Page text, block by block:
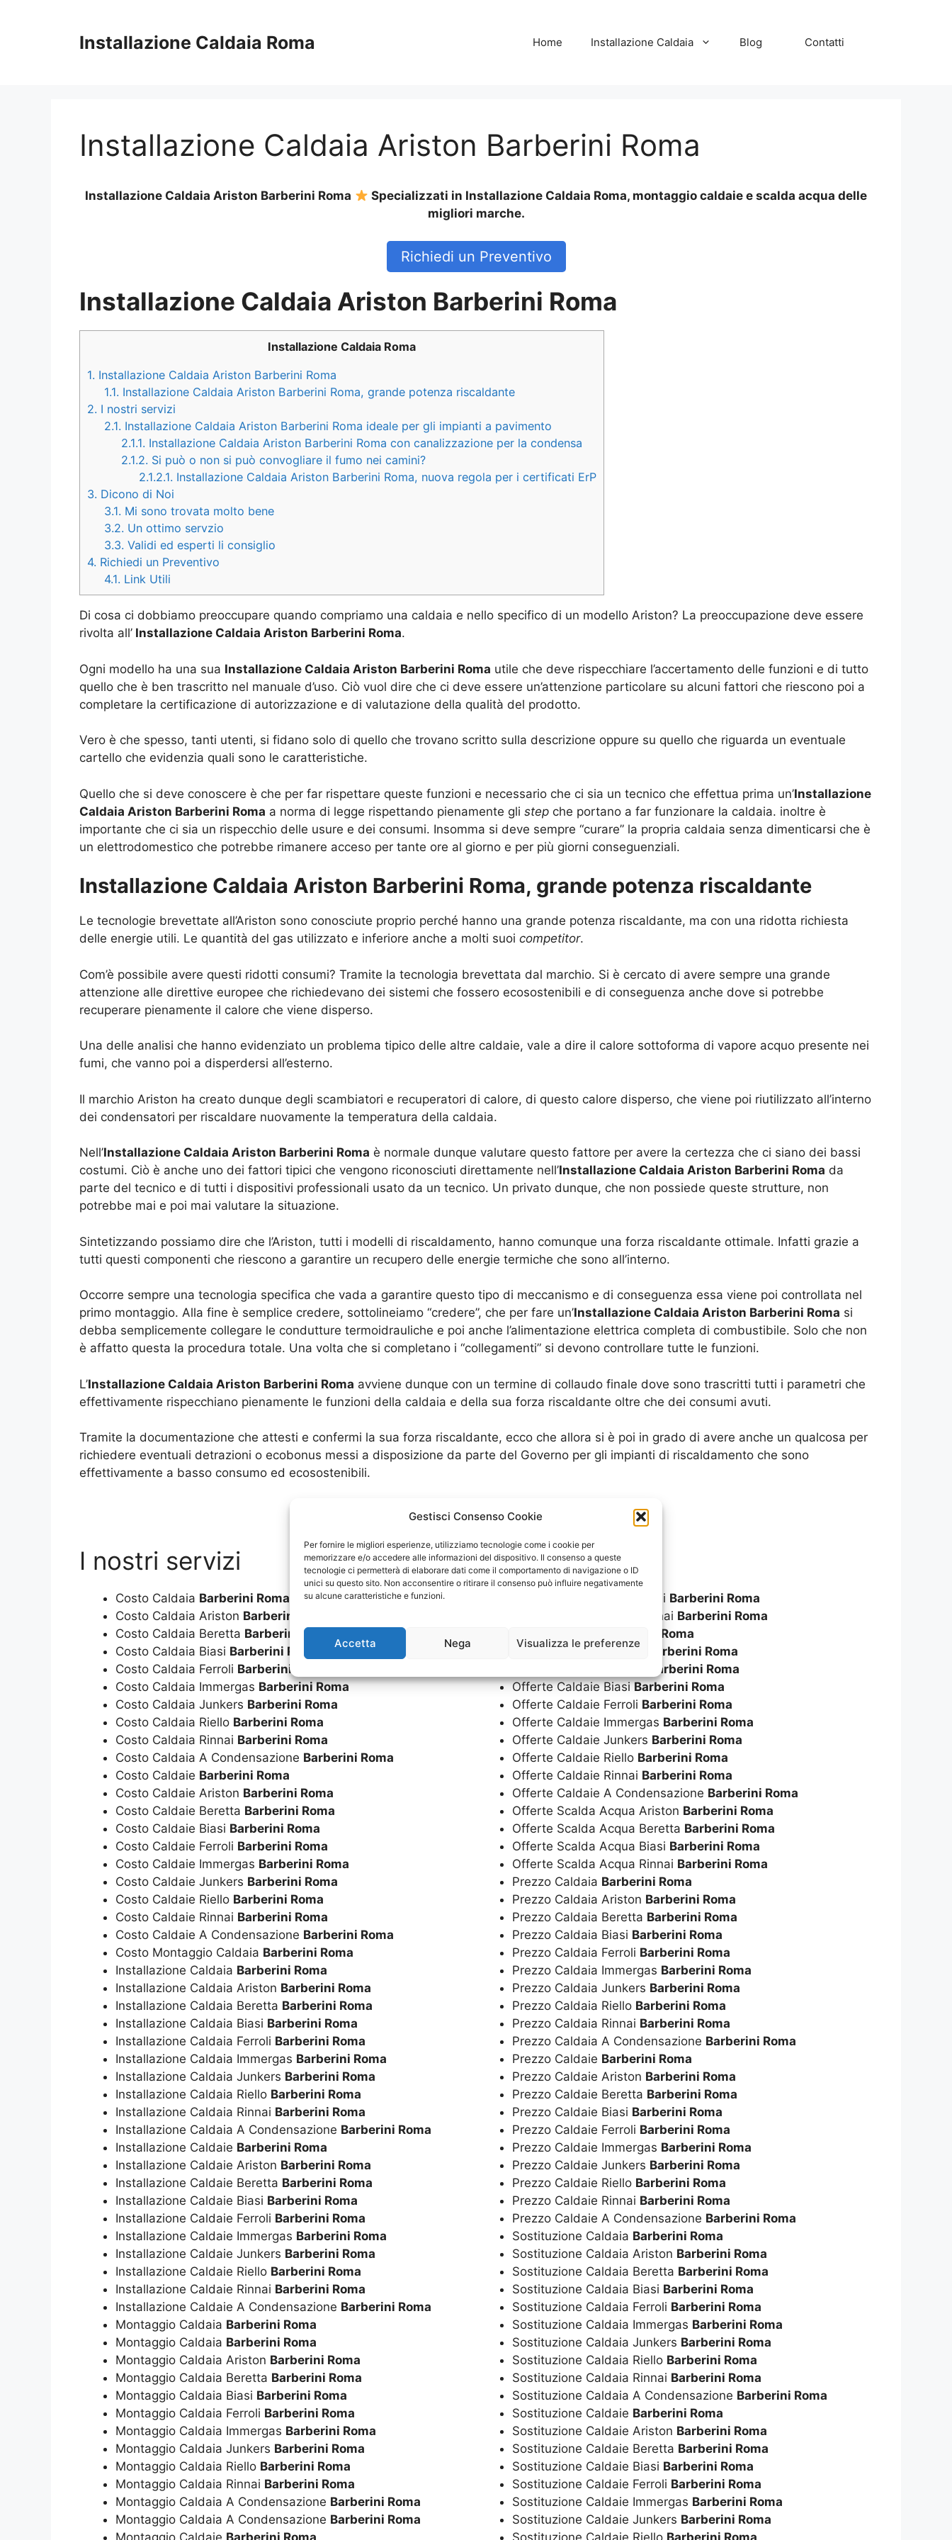
Gestisci Consenso Cookie
Per fornire le migliori esperienze, utilizziamo tecnologie come i cookie per
memorizzare e/o accedere alle informazioni del dispositivo. Il consenso a queste
tecnologie ci permetterà di elaborare dati come il comportamento di navigazione o ID
unici su questo sito. Non acconsentire o ritirare il consenso può influire negativamente
su alcune caratteristiche e funzioni.
Accetta Nega Visualizza le preferenze
Installazione Caldaia Roma Home Installazione Caldaia Blog Contatti
Installazione Caldaia Ariston Barberini Roma
Installazione Caldaia Ariston Barberini Roma
Specializzati in Installazione Caldaia Roma, montaggio caldaie e scalda acqua delle
migliori marche.
Richiedi un Preventivo
Installazione Caldaia Ariston Barberini Roma
Installazione Caldaia Roma
1. Installazione Caldaia Ariston Barberini Roma
1.1. Installazione Caldaia Ariston Barberini Roma, grande potenza riscaldante
2. I nostri servizi
2.1. Installazione Caldaia Ariston Barberini Roma ideale per gli impianti a pavimento
2.1.1. Installazione Caldaia Ariston Barberini Roma con canalizzazione per la condensa
2.1.2. Si può o non si può convogliare il fumo nei camini?
2.1.2.1. Installazione Caldaia Ariston Barberini Roma, nuova regola per i certificati ErP
3. Dicono di Noi
3.1. Mi sono trovata molto bene
3.2. Un ottimo servzio
3.3. Validi ed esperti li consiglio
4. Richiedi un Preventivo
4.1. Link Utili
Di cosa ci dobbiamo preoccupare quando compriamo una caldaia e nello specifico di un modello Ariston? La preoccupazione deve essere
rivolta all’ Installazione Caldaia Ariston Barberini Roma.
Ogni modello ha una sua Installazione Caldaia Ariston Barberini Roma utile che deve rispecchiare l’accertamento delle funzioni e di tutto
quello che è ben trascritto nel manuale d’uso. Ciò vuol dire che ci deve essere un’attenzione particolare su alcuni fattori che riescono poi a
completare la certificazione di autorizzazione e di valutazione della qualità del prodotto.
Vero è che spesso, tanti utenti, si fidano solo di quello che trovano scritto sulla descrizione oppure su quello che riguarda un eventuale
cartello che evidenzia quali sono le caratteristiche.
Quello che si deve conoscere è che per far rispettare queste funzioni e necessario che ci sia un tecnico che effettua prima un’Installazione
Caldaia Ariston Barberini Roma a norma di legge rispettando pienamente gli step che portano a far funzionare la caldaia. inoltre è
importante che ci sia un rispecchio delle usure e dei consumi. Insomma si deve sempre “curare” la propria caldaia senza dimenticarsi che è
un elettrodomestico che potrebbe rimanere acceso per tante ore al giorno e per più giorni conseguenziali.
Installazione Caldaia Ariston Barberini Roma, grande potenza riscaldante
Le tecnologie brevettate all’Ariston sono conosciute proprio perché hanno una grande potenza riscaldante, ma con una ridotta richiesta
delle energie utili. Le quantità del gas utilizzato e inferiore anche a molti suoi competitor.
Com’è possibile avere questi ridotti consumi? Tramite la tecnologia brevettata dal marchio. Si è cercato di avere sempre una grande
attenzione alle direttive europee che richiedevano dei sistemi che fossero ecosostenibili e di conseguenza anche dove si potrebbe
recuperare pienamente il calore che viene disperso.
Una delle analisi che hanno evidenziato un problema tipico delle altre caldaie, vale a dire il calore sottoforma di vapore acquo presente nei
fumi, che vanno poi a disperdersi all’esterno.
Il marchio Ariston ha creato dunque degli scambiatori e recuperatori di calore, di questo calore disperso, che viene poi riutilizzato all’interno
dei condensatori per riscaldare nuovamente la temperatura della caldaia.
Nell’Installazione Caldaia Ariston Barberini Roma è normale dunque valutare questo fattore per avere la certezza che ci siano dei bassi
costumi. Ciò è anche uno dei fattori tipici che vengono riconosciuti direttamente nell’Installazione Caldaia Ariston Barberini Roma da
parte del tecnico e di tutti i dispositivi professionali usato da un tecnico. Un privato dunque, che non possiede queste strutture, non
potrebbe mai e poi mai valutare la situazione.
Sintetizzando possiamo dire che l’Ariston, tutti i modelli di riscaldamento, hanno comunque una forza riscaldante ottimale. Infatti grazie a
tutti questi componenti che riescono a garantire un recupero delle energie termiche che sono all’interno.
Occorre sempre una tecnologia specifica che vada a garantire questo tipo di meccanismo e di conseguenza essa viene poi controllata nel
primo montaggio. Alla fine è semplice credere, sottolineiamo “credere”, che per fare un’Installazione Caldaia Ariston Barberini Roma si
debba semplicemente collegare le condutture termoidrauliche e poi anche l’alimentazione elettrica completa di combustibile. Solo che non
è affatto questa la procedura totale. Una volta che si completano i “collegamenti” si devono controllare tutte le funzioni.
L’Installazione Caldaia Ariston Barberini Roma avviene dunque con un termine di collaudo finale dove sono trascritti tutti i parametri che
effettivamente rispecchiano pienamente le funzioni della caldaia e della sua forza riscaldante oltre che dei consumi avuti.
Tramite la documentazione che attesti e confermi la sua forza riscaldante, ecco che allora si è poi in grado di avere anche un qualcosa per
richiedere eventuali detrazioni o ecobonus messi a disposizione da parte del Governo per gli impianti di riscaldamento che sono
effettivamente a basso consumo ed ecosostenibili.
Richiedi un Preventivo
I nostri servizi
Costo Caldaia Barberini Roma
Costo Caldaia Ariston Barberini Roma
Costo Caldaia Beretta Barberini Roma
Costo Caldaia Biasi Barberini Roma
Costo Caldaia Ferroli Barberini Roma
Costo Caldaia Immergas Barberini Roma
Costo Caldaia Junkers Barberini Roma
Costo Caldaia Riello Barberini Roma
Costo Caldaia Rinnai Barberini Roma
Costo Caldaia A Condensazione Barberini Roma
Costo Caldaie Barberini Roma
Costo Caldaie Ariston Barberini Roma
Costo Caldaie Beretta Barberini Roma
Costo Caldaie Biasi Barberini Roma
Costo Caldaie Ferroli Barberini Roma
Costo Caldaie Immergas Barberini Roma
Costo Caldaie Junkers Barberini Roma
Costo Caldaie Riello Barberini Roma
Costo Caldaie Rinnai Barberini Roma
Costo Caldaie A Condensazione Barberini Roma
Costo Montaggio Caldaia Barberini Roma
Installazione Caldaia Barberini Roma
Installazione Caldaia Ariston Barberini Roma
Installazione Caldaia Beretta Barberini Roma
Installazione Caldaia Biasi Barberini Roma
Installazione Caldaia Ferroli Barberini Roma
Installazione Caldaia Immergas Barberini Roma
Installazione Caldaia Junkers Barberini Roma
Installazione Caldaia Riello Barberini Roma
Installazione Caldaia Rinnai Barberini Roma
Installazione Caldaia A Condensazione Barberini Roma
Installazione Caldaie Barberini Roma
Installazione Caldaie Ariston Barberini Roma
Installazione Caldaie Beretta Barberini Roma
Installazione Caldaie Biasi Barberini Roma
Installazione Caldaie Ferroli Barberini Roma
Installazione Caldaie Immergas Barberini Roma
Installazione Caldaie Junkers Barberini Roma
Installazione Caldaie Riello Barberini Roma
Installazione Caldaie Rinnai Barberini Roma
Installazione Caldaie A Condensazione Barberini Roma
Montaggio Caldaia Barberini Roma
Montaggio Caldaia Barberini Roma
Montaggio Caldaia Ariston Barberini Roma
Montaggio Caldaia Beretta Barberini Roma
Montaggio Caldaia Biasi Barberini Roma
Montaggio Caldaia Ferroli Barberini Roma
Montaggio Caldaia Immergas Barberini Roma
Montaggio Caldaia Junkers Barberini Roma
Montaggio Caldaia Riello Barberini Roma
Montaggio Caldaia Rinnai Barberini Roma
Montaggio Caldaia A Condensazione Barberini Roma
Montaggio Caldaia A Condensazione Barberini Roma
Montaggio Caldaie Barberini Roma
Offerta Scalda Acqua Biasi Barberini Roma
Offerta Scalda Acqua Rinnai Barberini Roma
Barberini Roma
Offerte Caldaie Ariston
Barberini Roma
Barberini Roma
Offerte Caldaie BiasiBarberini Roma
Offerte Caldaie Ferroli Barberini Roma
Offerte Caldaie Immergas Barberini Roma
Offerte Caldaie Junkers Barberini Roma
Offerte Caldaie Riello Barberini Roma
Offerte Caldaie Rinnai Barberini Roma
Offerte Caldaie A Condensazione Barberini Roma
Offerte Scalda Acqua Ariston Barberini Roma
Offerte Scalda Acqua Beretta Barberini Roma
Offerte Scalda Acqua Biasi Barberini Roma
Offerte Scalda Acqua Rinnai Barberini Roma
Prezzo Caldaia Barberini Roma
Prezzo Caldaia Ariston Barberini Roma
Prezzo Caldaia Beretta Barberini Roma
Prezzo Caldaia Biasi Barberini Roma
Prezzo Caldaia Ferroli Barberini Roma
Prezzo Caldaia Immergas Barberini Roma
Prezzo Caldaia Junkers Barberini Roma
Prezzo Caldaia Riello Barberini Roma
Prezzo Caldaia Rinnai Barberini Roma
Prezzo Caldaia A Condensazione Barberini Roma
Prezzo Caldaie Barberini Roma
Prezzo Caldaie Ariston Barberini Roma
Prezzo Caldaie Beretta Barberini Roma
Prezzo Caldaie Biasi Barberini Roma
Prezzo Caldaie Ferroli Barberini Roma
Prezzo Caldaie Immergas Barberini Roma
Prezzo Caldaie Junkers Barberini Roma
Prezzo Caldaie Riello Barberini Roma
Prezzo Caldaie Rinnai Barberini Roma
Prezzo Caldaie A Condensazione Barberini Roma
Sostituzione Caldaia Barberini Roma
Sostituzione Caldaia Ariston Barberini Roma
Sostituzione Caldaia Beretta Barberini Roma
Sostituzione Caldaia Biasi Barberini Roma
Sostituzione Caldaia Ferroli Barberini Roma
Sostituzione Caldaia Immergas Barberini Roma
Sostituzione Caldaia Junkers Barberini Roma
Sostituzione Caldaia Riello Barberini Roma
Sostituzione Caldaia Rinnai Barberini Roma
Sostituzione Caldaia A Condensazione Barberini Roma
Sostituzione Caldaie Barberini Roma
Sostituzione Caldaie Ariston Barberini Roma
Sostituzione Caldaie Beretta Barberini Roma
Sostituzione Caldaie Biasi Barberini Roma
Sostituzione Caldaie Ferroli Barberini Roma
Sostituzione Caldaie Immergas Barberini Roma
Sostituzione Caldaie Junkers Barberini Roma
Sostituzione Caldaie Riello Barberini Roma